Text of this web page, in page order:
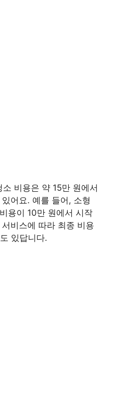
비용은 약 15만 원에서
어요. 예를 들어, 소형
용이 10만 원에서 시작
비스에 따라 최종 비용
있답니다.